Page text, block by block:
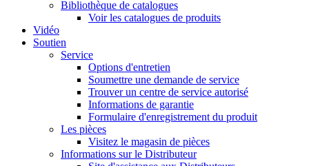
Bibliothèque de catalogues
Voir les catalogues de produits
Vidéo
Soutien
Service
Options d'entretien
Soumettre une demande de service
Trouver un centre de service autorisé
Informations de garantie
Formulaire d'enregistrement du produit
Les pièces
Visitez le magasin de pièces
Informations sur le Distributeur